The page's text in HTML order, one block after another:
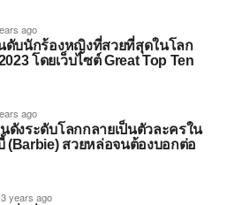
ago
นดับนักร้องหญิงที่สวยที่สุดในโลก
โดยเว็บไซต์ Great Top Ten
ago
นดังระดับโลกกลายเป็นตัวละครใน
(Barbie) สวยหล่อจนต้องบอกต่อ
3 years ago